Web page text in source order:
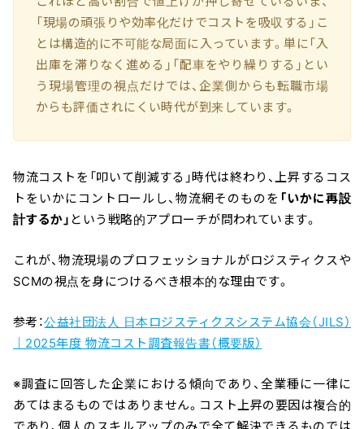
「現場の頑張りや効率化だけでコストを吸収する」こ
とは構造的に不可能な局面に入っています。単に「入
出庫を滞りなく進める」「配車をやり繰りする」とい
う現場管理の視点だけでは、企業側からも転職市場
からも評価されにくい時代が到来しています。
物流コストを「叩いて削減する」時代は終わり、上昇するコス
トをいかにコントロールし、物流網そのものを 「いかに再設
計するか」 という戦略的アプローチが問われています。
これが、物流現場のプロフェッショナルがロジスティクスや
SCMの視点を身につけるべき根本的な理由です。
参考：公益社団法人 日本ロジスティクスシステム協会（JILS）
｜2025年度 物流コスト調査報告書（概要版）
※調査に回答した企業における傾向であり、全業種に一律に
あてはまるものではありません。コスト上昇の要因は複合的